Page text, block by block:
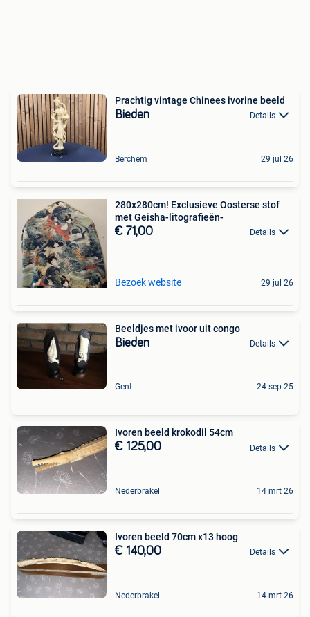
Prachtig vintage Chinees ivorine beeld
Bieden Details
Berchem 29 jul 26
280x280cm! Exclusieve Oosterse stof
met Geisha-litografieën-
€ 71,00 Details
Bezoek website 29 jul 26
Beeldjes met ivoor uit congo
Bieden Details
Gent 24 sep 25
Ivoren beeld krokodil 54cm
€ 125,00 Details
Nederbrakel 14 mrt 26
Ivoren beeld 70cm x13 hoog
€ 140,00 Details
Nederbrakel 14 mrt 26